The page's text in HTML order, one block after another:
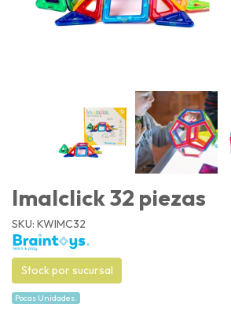
Imalclick 32 piezas
SKU: KWIMC32
Stock por sucursal
Pocas Unidades.